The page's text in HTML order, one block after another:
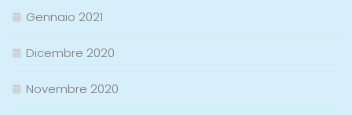
Gennaio 2021
Dicembre 2020
Novembre 2020